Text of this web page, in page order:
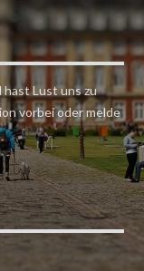
Lust uns zu
vorbei oder melde